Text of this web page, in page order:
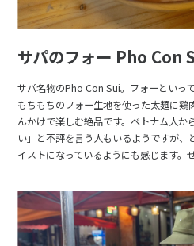
サパのフォー Pho Con
サパ名物のPho Con Sui。フォーといっ
もちもちのフォー生地を使った太麺に鶏
んかけで楽しむ絶品です。ベトナム人か
い」と不評を言う人もいるようですが
イストになっているようにも感じます。